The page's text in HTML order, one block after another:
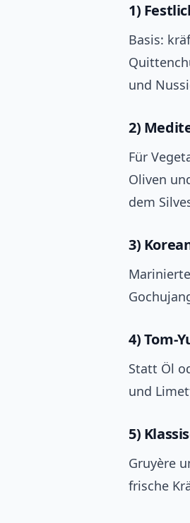
1)
Basis:
und
2)
Für
Oliven
dem
3)
4)
Statt Öl
und
5)
Gruyère
frische